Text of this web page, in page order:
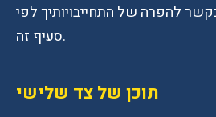
להפרה של התחייבויותיך לפי
סעיף זה.
תוכן של צד שלישי